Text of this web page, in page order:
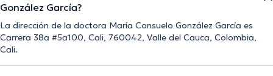
González García?
La dirección de la doctora María Consuelo González García es
Carrera 38a #5a100, Cali, 760042, Valle del Cauca, Colombia,
Cali.